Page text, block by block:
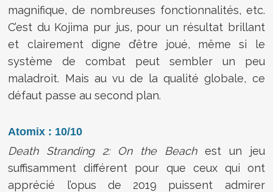
magnifique, de nombreuses fonctionnalités, etc.
C’est du Kojima pur jus, pour un résultat brillant
et clairement digne d’être joué, même si le
système de combat peut sembler un peu
maladroit. Mais au vu de la qualité globale, ce
défaut passe au second plan.
Atomix : 10/10
Death Stranding 2: On the Beachest un jeu
suffisamment différent pour que ceux qui ont
apprécié l’opus de 2019 puissent admirer